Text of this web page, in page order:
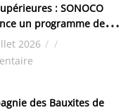
: SONOCO
un programme de
la Malaisie
2026 / /
des Bauxites de